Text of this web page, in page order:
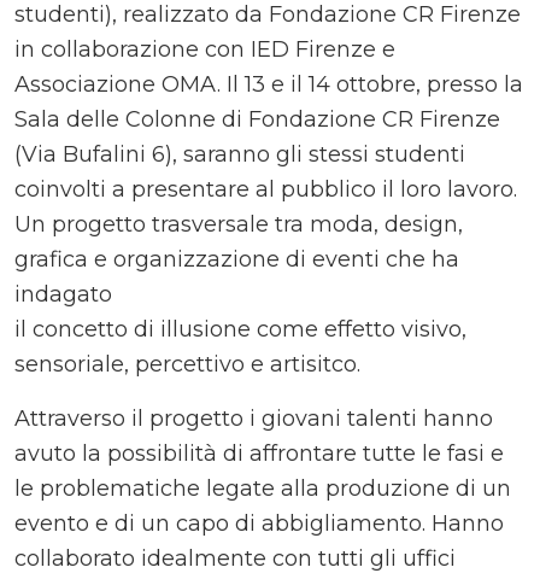
studenti), realizzato da Fondazione CR Firenze
in collaborazione con IED Firenze e
Associazione OMA. Il 13 e il 14 ottobre, presso la
Sala delle Colonne di Fondazione CR Firenze
(Via Bufalini 6), saranno gli stessi studenti
coinvolti a presentare al pubblico il loro lavoro.
Un progetto trasversale tra moda, design,
grafica e organizzazione di eventi che ha
indagato
il concetto di illusione come effetto visivo,
sensoriale, percettivo e artisitco.
Attraverso il progetto i giovani talenti hanno
avuto la possibilità di affrontare tutte le fasi e
le problematiche legate alla produzione di un
evento e di un capo di abbigliamento. Hanno
collaborato idealmente con tutti gli uffici